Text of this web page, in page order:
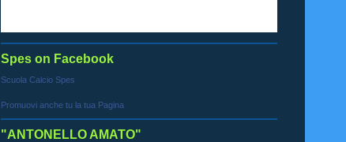
Spes on Facebook
Scuola Calcio Spes
Promuovi anche tu la tua Pagina
"ANTONELLO AMATO"